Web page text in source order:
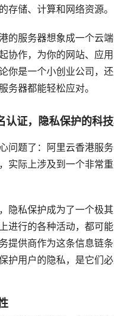
存储、计算和网络资源。
的服务器想象成一个云
协作，为你的网站、应
你是一个小创业公司，
务器都能轻松应对。
认证，隐私保护的科
问题了：阿里云香港服
实际上涉及到一个非常
隐私保护成为了一个极其
进行的各种活动，都可
提供商作为这条信息链条
护用户的隐私，是它们